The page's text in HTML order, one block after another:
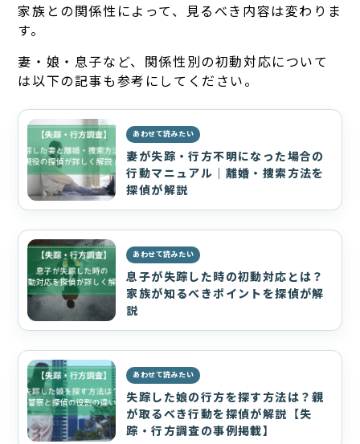
家族との関係性によって、見るべき内容は変わりま
す。
妻・娘・息子など、関係性別の初動対応について
は以下の記事も参考にしてください。
あわせて読みたい
妻が失踪・行方不明になった場合の
行動マニュアル｜離婚・捜索方法を
探偵が解説
あわせて読みたい
息子が失踪した時の初動対応とは？
家族が知るべきポイントを探偵が解
説
あわせて読みたい
失踪した娘の行方を探す方法は？親
が取るべき行動を探偵が解説【失
踪・行方調査の事例掲載】